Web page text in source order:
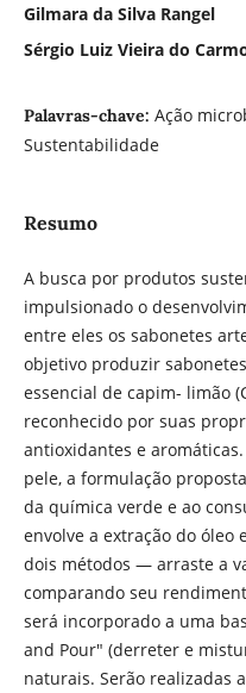
Gilmara da Silva Rangel
Sérgio Luiz Vieira do
Palavras-chave: Ação
Sustentabilidade
Resumo
A busca por produtos
impulsionado o
entre eles os sabonetes
objetivo produzir
essencial de capim- limão
reconhecido por suas
antioxidantes e
pele, a formulação
da química verde e ao
envolve a extração do óleo
dois métodos — arraste a
comparando seu
será incorporado a uma
and Pour" (derreter e
naturais. Serão realizadas